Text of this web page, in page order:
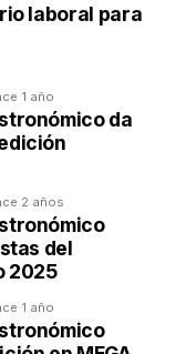
laboral para
1 año
da
2 años
del
2025
1 año